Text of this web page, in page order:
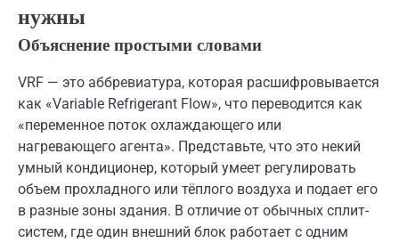
нужны
Объяснение простыми словами
VRF — это аббревиатура, которая расшифровывается
как «Variable Refrigerant Flow», что переводится как
«переменное поток охлаждающего или
нагревающего агента». Представьте, что это некий
умный кондиционер, который умеет регулировать
объем прохладного или тёплого воздуха и подает его
в разные зоны здания. В отличие от обычных сплит-
систем, где один внешний блок работает с одним